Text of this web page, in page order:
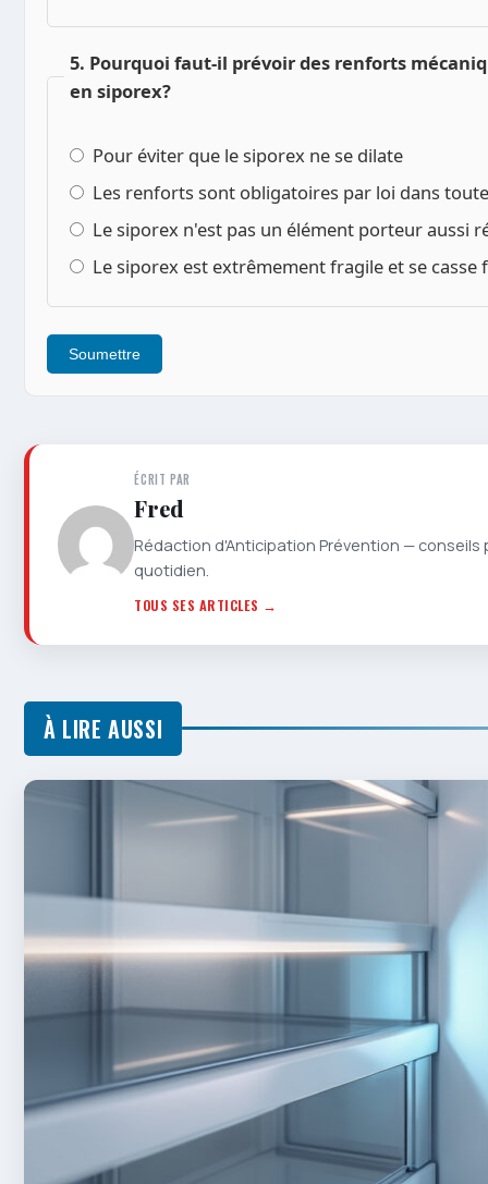
5. Pourquoi faut-il prévoir des renforts
en siporex?
Pour éviter que le siporex ne se dilate
Les renforts sont obligatoires par loi dans
Le siporex n'est pas un élément porteur aussi
Le siporex est extrêmement fragile et se casse
Soumettre
ÉCRIT PAR
Fred
Rédaction d'Anticipation Prévention —
quotidien.
TOUS SES ARTICLES →
À LIRE AUSSI